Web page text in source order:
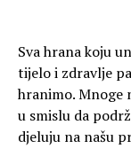
Sva hrana koju
tijelo i zdravlje
hranimo. Mnoge
u smislu da
djeluju na našu